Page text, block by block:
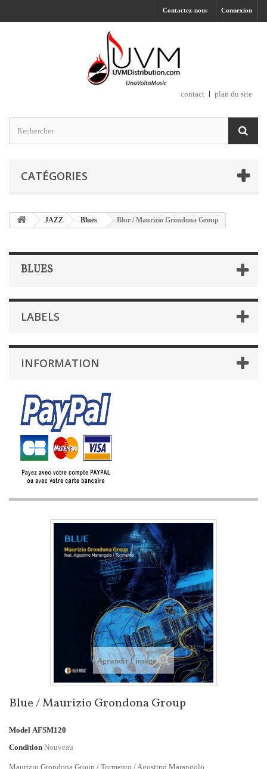
Connexion
Contactez-nous
contact plan du site
CATÉGORIES
JAZZ Blues Blue / Maurizio Grondona Group
BLUES
LABELS
INFORMATION
Agrandir l'image
Blue / Maurizio Grondona Group
Model AFSM120
Condition Nouveau
Maurizio Grondona Group / Tormento / Agostino Marangolo